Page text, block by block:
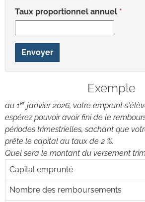
Taux proportionnel annuel
Envoyer
Exemple
au 1erjanvier 2026, votre emprunt
espérez pouvoir avoir fini de le
périodes trimestrielles, sachant que
prête le capital au taux de 2 %.
Quel sera le montant du versement
Capital emprunté
Nombre des remboursements